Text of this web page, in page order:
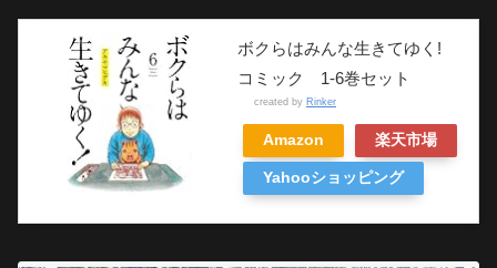
ボクらはみんな生きてゆく!
コミック 1-6巻セット
created by Rinker
Amazon 楽天市場
Yahooショッピング